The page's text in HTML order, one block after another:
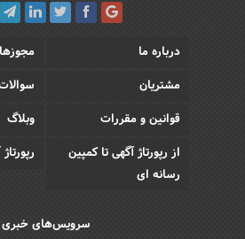
درباره ما
مجوزها
مشتریان
قوانین و مقررات
وبلاگ
از رپورتاژ آگهی تا کمپین
رسانه ای
سرویس‌های خبری